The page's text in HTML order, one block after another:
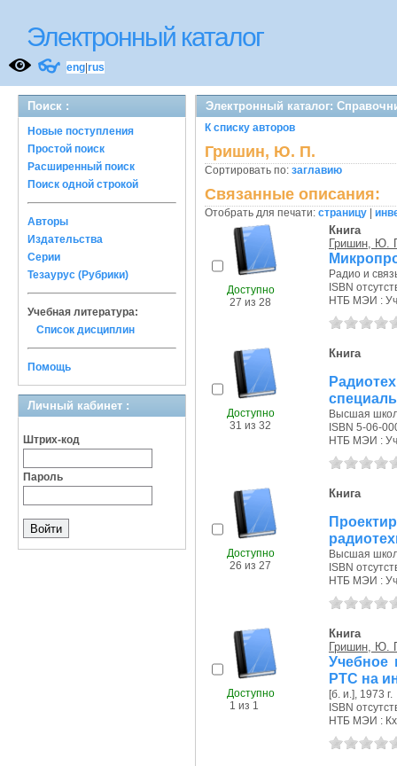
Электронный каталог
👓 eng rus
Поиск :
Новые поступления
Простой поиск
Расширенный поиск
Поиск одной строкой
Авторы
Издательства
Серии
Тезаурус (Рубрики)
Учебная литература:
Список дисциплин
Помощь
Личный кабинет :
Штрих-код
Пароль
Электронный каталог:
К списку авторов
Гришин, Ю. П.
Сортировать по: заглавию
Связанные описания:
Отобрать для печати: страницу
Доступно
27 из 28
Книга
Гришин, Ю.
Радио и
ISBN
НТБ МЭИ :
Доступно
31 из 32
Книга
Высшая
ISBN 5-06-
НТБ МЭИ :
Доступно
26 из 27
Книга
Высшая
ISBN
НТБ МЭИ :
Доступно
1 из 1
Книга
Гришин, Ю.
Учебное
РТС на
[б. и.], 1973 г.
ISBN
НТБ МЭИ : Кх